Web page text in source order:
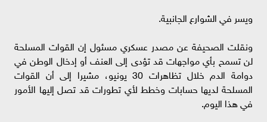
ويسر في الشوارع الجانبية.
ونقلت الصحيفة عن مصدر عسكري مسئول إن القوات المسلحة
لن تسمح بأي مواجهات قد تؤدى إلى العنف أو إدخال الوطن في
دوامة الدم خلال تظاهرات 30 يونيو، مشيرا إلى أن القوات
المسلحة لديها حسابات وخطط لأي تطورات قد تصل إليها الأمور
في هذا اليوم.